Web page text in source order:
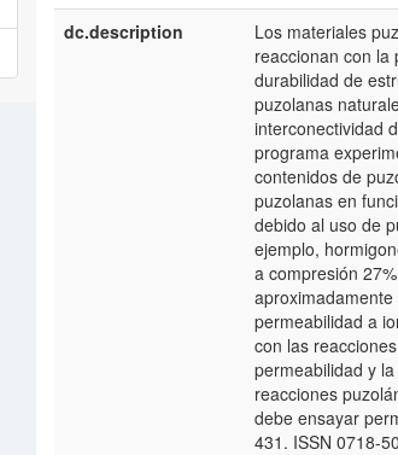
dc.description
Los materiales
reaccionan con la
durabilidad de
puzolanas
interconectividad
programa
contenidos de
puzolanas en
debido al uso de
ejemplo,
a compresión
permeabilidad a
con las
permeabilidad y
reacciones
debe ensayar
431. ISSN 0718-